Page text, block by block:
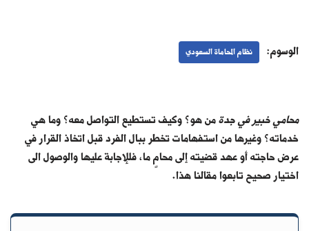
الوسوم: نظام المحاماة السعودي
محامي خبير في جدةمن هو؟ وكيف تستطيع التواصل معه؟ وما هي
خدماته؟ وغيرها من استفهامات تخطر ببال الفرد قبل اتخاذ القرار في
عرض حاجته أو عهد قضيته إلى محامٍ ما، فللإجابة عليها والوصول الى
اختيار صحيح تابعوا مقالنا هذا.